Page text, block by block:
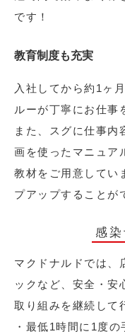
です！
教育制度も充実
入社してから約1ヶ
ルーが丁寧にお仕事
また、スグに仕事内
画を使ったマニュア
教材をご用意してい
プアップすることが
感
マクドナルドでは、
ックなど、安全・安
取り組みを継続して
・最低1時間に1度の